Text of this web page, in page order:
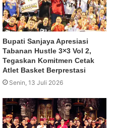
Bupati Sanjaya Apresiasi
Tabanan Hustle 3×3 Vol 2,
Tegaskan Komitmen Cetak
Atlet Basket Berprestasi
Senin, 13 Juli 2026